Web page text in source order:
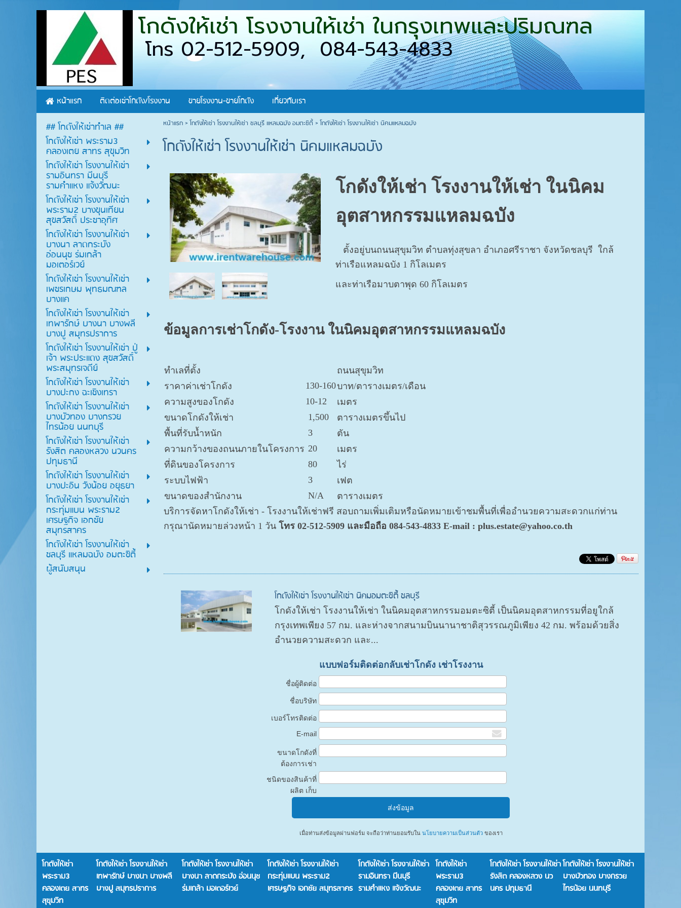
โกดังให้เช่า โรงงานให้เช่า ในกรุงเทพและปริมณฑล
โทร 02-512-5909, 084-543-4833
หน้าแรก ติดต่อเช่าโกดัง/โรงงาน ขายโรงงาน-ขายโกดัง เกี่ยวกับเรา
## โกดังให้เช่าทำเล ##
โกดังให้เช่า พระราม3
คลองเตย สาทร สุขุมวิท
โกดังให้เช่า โรงงานให้เช่า
รามอินทรา มีนบุรี
รามคำแหง แจ้งวัฒนะ
โกดังให้เช่า โรงงานให้เช่า
พระราม2 บางขุนเทียน
สุขสวัสดิ์ ประชาอุทิศ
โกดังให้เช่า โรงงานให้เช่า
บางนา ลาดกระบัง
อ่อนนุช ร่มเกล้า
มอเตอร์เวย์
โกดังให้เช่า โรงงานให้เช่า
เพชรเกษม พุทธมณฑล
บางแค
โกดังให้เช่า โรงงานให้เช่า
เทพารักษ์ บางนา บางพลี
บางปู สมุทรปราการ
โกดังให้เช่า โรงงานให้เช่า ปู่
เจ้า พระประแดง สุขสวัสดิ์
พระสมุทรเจดีย์
โกดังให้เช่า โรงงานให้เช่า
บางปะกง ฉะเชิงเทรา
โกดังให้เช่า โรงงานให้เช่า
บางบัวทอง บางกรวย
ไทรน้อย นนทบุรี
โกดังให้เช่า โรงงานให้เช่า
รังสิต คลองหลวง นวนคร
ปทุมธานี
โกดังให้เช่า โรงงานให้เช่า
บางปะอิน วังน้อย อยุธยา
โกดังให้เช่า โรงงานให้เช่า
กระทุ่มแบน พระราม2
เศรษฐกิจ เอกชัย
สมุทรสาคร
โกดังให้เช่า โรงงานให้เช่า
ชลบุรี แหลมฉบัง อมตะซิตี้
ผู้สนับสนุน
หน้าแรก> โกดังให้เช่า โรงงานให้เช่า ชลบุรี แหลมฉบัง อมตะซิตี้ >โกดังให้เช่า โรงงานให้เช่า นิคมแหลมฉบัง
โกดังให้เช่า โรงงานให้เช่า นิคมแหลมฉบัง
โกดังให้เช่า โรงงานให้เช่า ในนิคม
อุตสาหกรรมแหลมฉบัง
ตั้งอยู่บนถนนสุขุมวิท ตำบลทุ่งสุขลา อำเภอศรีราชา จังหวัดชลบุรี ใกล้
ท่าเรือแหลมฉบัง 1 กิโลเมตร
และท่าเรือมาบตาพุด 60 กิโลเมตร
ข้อมูลการเช่าโกดัง-โรงงาน ในนิคมอุตสาหกรรมแหลมฉบัง
ทำเลที่ตั้ง
ถนนสุขุมวิท
ราคาค่าเช่าโกดัง
130-160บาท/ตารางเมตร/เดือน
ความสูงของโกดัง
10-12
เมตร
ขนาดโกดังให้เช่า
1,500
ตารางเมตรขึ้นไป
พื้นที่รับน้ำหนัก
3
ตัน
ความกว้างของถนนภายในโครงการ 20
เมตร
ที่ดินของโครงการ
80
ไร่
ระบบไฟฟ้า
3
เฟต
ขนาดของสำนักงาน
N/A
ตารางเมตร
บริการจัดหาโกดังให้เช่า - โรงงานให้เช่าฟรี สอบถามเพิ่มเติมหรือนัดหมายเข้าชมพื้นที่เพื่ออำนวยความสะดวกแก่ท่าน
กรุณานัดหมายล่วงหน้า 1 วัน โทร 02-512-5909 และมือถือ 084-543-4833 E-mail : plus.estate@yahoo.co.th
โกดังให้เช่า โรงงานให้เช่า นิคมอมตะซิตี้ ชลบุรี
โกดังให้เช่า โรงงานให้เช่า ในนิคมอุตสาหกรรมอมตะซิตี้ เป็นนิคมอุตสาหกรรมที่อยูใกล้
กรุงเทพเพียง 57 กม. และห่างจากสนามบินนานาชาติสุวรรณภูมิเพียง 42 กม. พร้อมด้วยสิ่ง
อำนวยความสะดวก และ...
แบบฟอร์มติดต่อกลับเช่าโกดัง เช่าโรงงาน
ชื่อผู้ติดต่อ
ชื่อบริษัท
เบอร์โทรติดต่อ
E-mail
ขนาดโกดังที่
ต้องการเช่า
ชนิดของสินค้าที่
ผลิต เก็บ
เมื่อท่านส่งข้อมูลผ่านฟอร์ม จะถือว่าท่านยอมรับในนโยบายความเป็นส่วนตัว ของเรา
โกดังให้เช่า
พระราม3
คลองเตย สาทร
สุขุมวิท
โกดังให้เช่า โรงงานให้เช่า
เทพารักษ์ บางนา บางพลี
บางปู สมุทรปราการ
โกดังให้เช่า โรงงานให้เช่า
บางนา ลาดกระบัง อ่อนนุช
ร่มเกล้า มอเตอร์เวย์
โกดังให้เช่า โรงงานให้เช่า
กระทุ่มแบน พระราม2
เศรษฐกิจ เอกชัย สมุทรสาคร
โกดังให้เช่า โรงงานให้เช่า
รามอินทรา มีนบุรี
รามคำแหง แจ้งวัฒนะ
โกดังให้เช่า
พระราม3
คลองเตย สาทร
สุขุมวิท
โกดังให้เช่า โรงงานให้เช่า
รังสิต คลองหลวง นว
นคร ปทุมธานี
โกดังให้เช่า โรงงานให้เช่า
บางบัวทอง บางกรวย
ไทรน้อย นนทบุรี